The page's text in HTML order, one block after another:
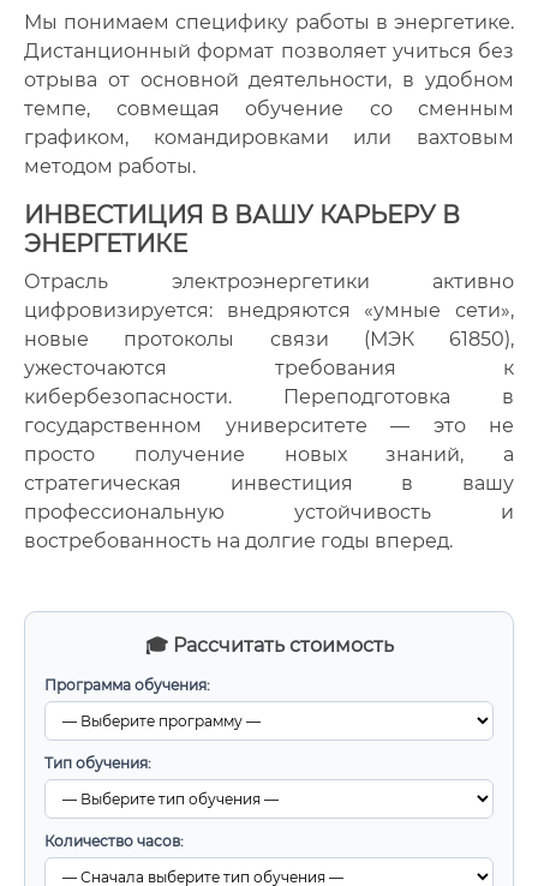
🎓 Рассчитать стоимость
Программа обучения:
Тип обучения:
Количество часов:
Мы понимаем специфику работы в энергетике.
Дистанционный формат позволяет учиться без
отрыва от основной деятельности, в удобном
темпе, совмещая обучение со сменным
графиком, командировками или вахтовым
методом работы.
ИНВЕСТИЦИЯ В ВАШУ КАРЬЕРУ В
ЭНЕРГЕТИКЕ
Отрасль электроэнергетики активно
цифровизируется: внедряются «умные сети»,
новые протоколы связи (МЭК 61850),
ужесточаются требования к
кибербезопасности. Переподготовка в
государственном университете — это не
просто получение новых знаний, а
стратегическая инвестиция в вашу
профессиональную устойчивость и
востребованность на долгие годы вперед.